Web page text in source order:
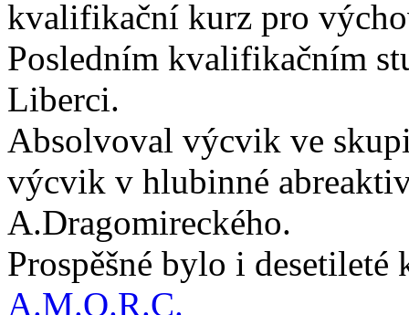
kvalifikační kurz pro
Posledním kvalifikačním
Liberci.
Absolvoval výcvik ve
výcvik v hlubinné
A.Dragomireckého.
Prospěšné bylo i
A.M.O.R.C.